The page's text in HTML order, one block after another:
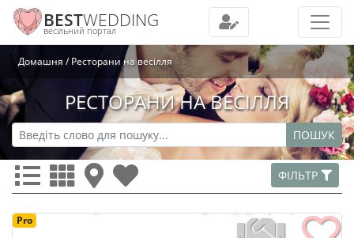
BESTWEDDING
весільний портал
Домашня Ресторани на весілля
РЕСТОРАНИ НА ВЕСІЛЛЯ
ПОШУК
ФІЛЬТР
Pro